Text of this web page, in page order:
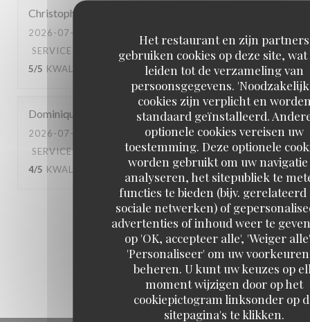
Het restaurant en zijn partners
gebruiken cookies op deze site,
leiden tot de verzameling van
persoonsgegevens.
cookies zijn verplicht en
standaard geïnstalleerd.
optionele cookies vereisen uw
toestemming. Deze optionele
worden gebruikt om uw
analyseren, het sitepubliek te
functies te bieden (bijv. gerelateerd
sociale netwerken) of
advertenties of inhoud weer te
op 'OK, accepteer alle', 'Weiger
'Personaliseer' om uw
beheren. U kunt uw keuzes op
moment wijzigen door op het
cookiepictogram linksonder op
sitepagina's te klikken.
Christophe
2026-07-10
SERVICE
ATMOSFEER KEUKEN
5/5 KWALITEIT / PRIJS 5/5
Dominique
2026-07-04
- 13:00 - GASTEN 3
SERVICE: ATMOSFEER: 4/5 KEUKEN:
4/5 KWALITEIT / PRIJS : 4/5
1 2 3